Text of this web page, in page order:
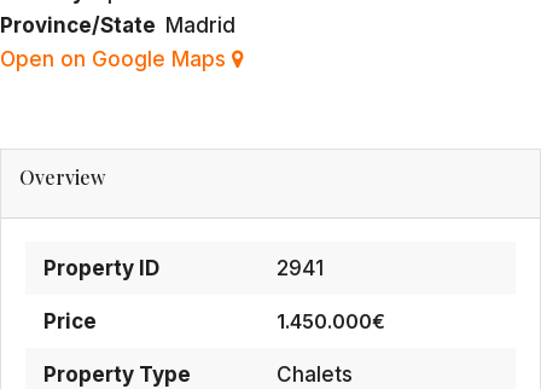
Province/State Madrid
Open on Google Maps
Overview
Property ID 2941
Price 1.450.000€
Property Type Chalets